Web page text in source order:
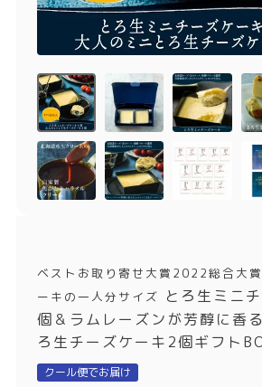
紅茶
メル
toroa
トセ
クッキー缶
お誕生日セット
手さげ袋
季節限定
〜¥1,999
¥4,000〜¥5,999
TOP
ベストお取り寄せ大賞2022総合大
ーキの一人分サイズ とろ生ミニ
個＆ラムレーズンが芳醇に香
ろ生チーズケーキ2個ギフト
クール便でお届け